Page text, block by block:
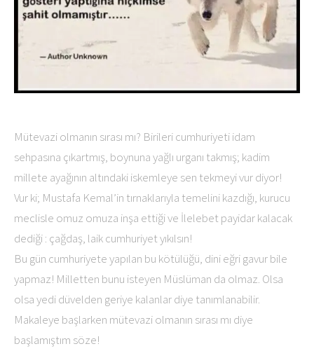
Mütevazi olmanın sırası mı? Birileri cumhuriyeti idam
sehpasına çıkartmış, boynuna yağlı urganı takmış; kadim
millete ayağının altındaki iskemleye sen tekmeyi vur diyor!
Vur ki; Mustafa Kemal’in tırnaklarıyla temelini kazdığı, kurucu
meclisle omuz omuza inşa ettiği ve İlelebet payidar kalacak
dediği : çağdaş, laik cumhuriyet yıkılsın!
Bu gün cumhuriyete yapılan bu kötülüğü, dini eğri gavur bile
yapmaz! Milletten bunu isteyen Müslüman da olmaz. Olsa
olsa yedi düvelden geriye kalanlar diye tanımlanabilir.
Makaleye başlarken mütevazi olmanın sırası mı diye
başlamıştım söze!